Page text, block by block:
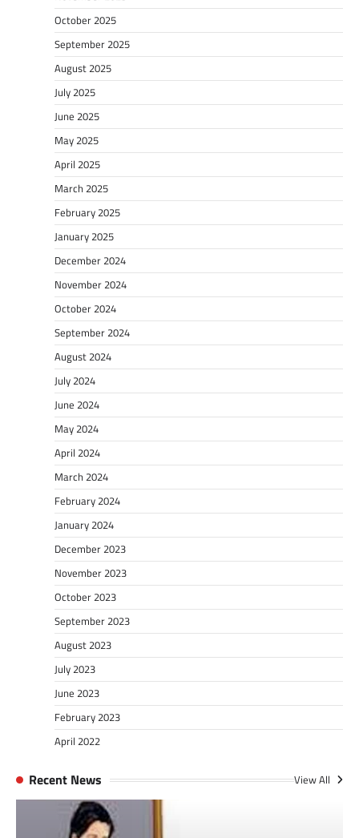
October 2025
September 2025
August 2025
July 2025
June 2025
May 2025
April 2025
March 2025
February 2025
January 2025
December 2024
November 2024
October 2024
September 2024
August 2024
July 2024
June 2024
May 2024
April 2024
March 2024
February 2024
January 2024
December 2023
November 2023
October 2023
September 2023
August 2023
July 2023
June 2023
February 2023
April 2022
Recent News View All